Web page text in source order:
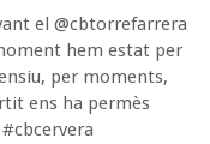
el @cbtorrefarrera
hem estat per
per moments,
ens ha permès